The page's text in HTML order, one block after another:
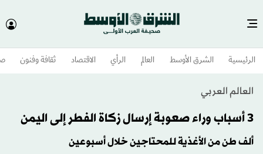
الرئيسية الشرق الأوسط​ العالم الرأي الاقتصاد ثقافة وفنون
العالم العربي
3 أسباب وراء صعوبة إرسال زكاة الفطر إلى اليمن
ألف طن من الأغذية للمحتاجين خلال أسبوعين